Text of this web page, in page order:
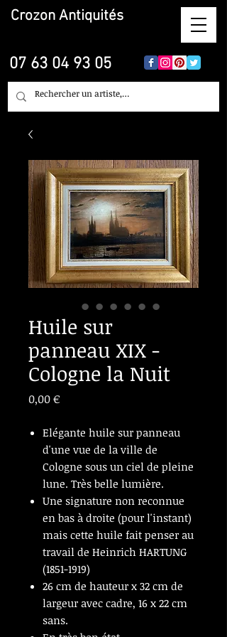
Crozon Antiquités
07 63 04 93 05
Huile sur
panneau XIX -
Cologne la Nuit
0,00 €Prix
Elégante huile sur panneau
d'une vue de la ville de
Cologne sous un ciel de pleine
lune. Très belle lumière.
Une signature non reconnue
en bas à droite (pour l'instant)
mais cette huile fait penser au
travail de Heinrich HARTUNG
(1851-1919)
26 cm de hauteur x 32 cm de
largeur avec cadre, 16 x 22 cm
sans.